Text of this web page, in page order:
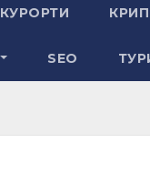
КУРОРТИ
SEO